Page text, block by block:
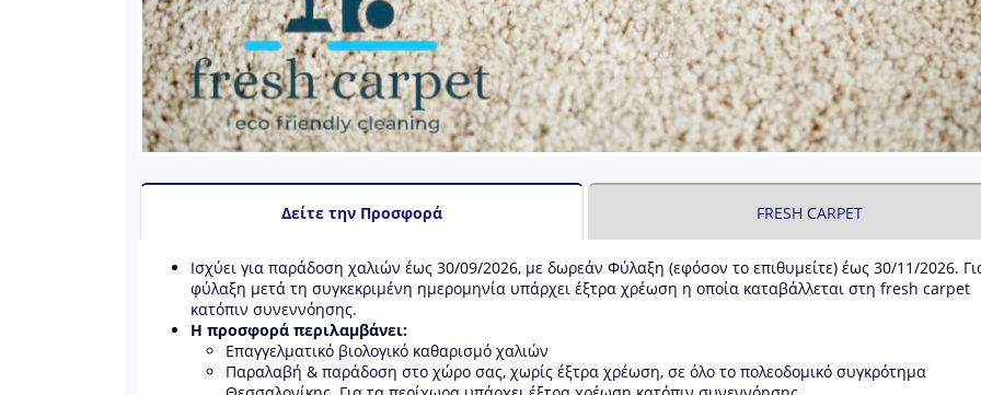
Δείτε την Προσφορά FRESH CARPET
Ισχύει για παράδοση χαλιών έως 30/09/2026, με δωρεάν Φύλαξη (εφόσον το επιθυμείτε) έως 30/11/2026.
φύλαξη μετά τη συγκεκριμένη ημερομηνία υπάρχει έξτρα χρέωση η οποία καταβάλλεται στη fresh carpet
κατόπιν συνεννόησης.
Η προσφορά περιλαμβάνει:
Επαγγελματικό βιολογικό καθαρισμό χαλιών
Παραλαβή & παράδοση στο χώρο σας, χωρίς έξτρα χρέωση, σε όλο το πολεοδομικό συγκρότημα